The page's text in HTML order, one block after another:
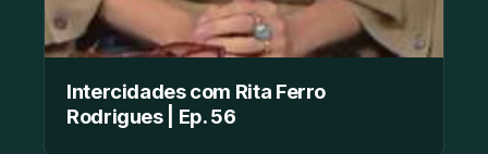
Intercidades com Rita Ferro
Rodrigues | Ep. 56